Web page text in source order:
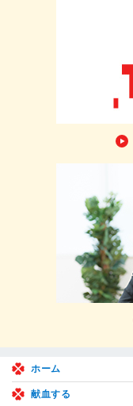
ホーム
献血する